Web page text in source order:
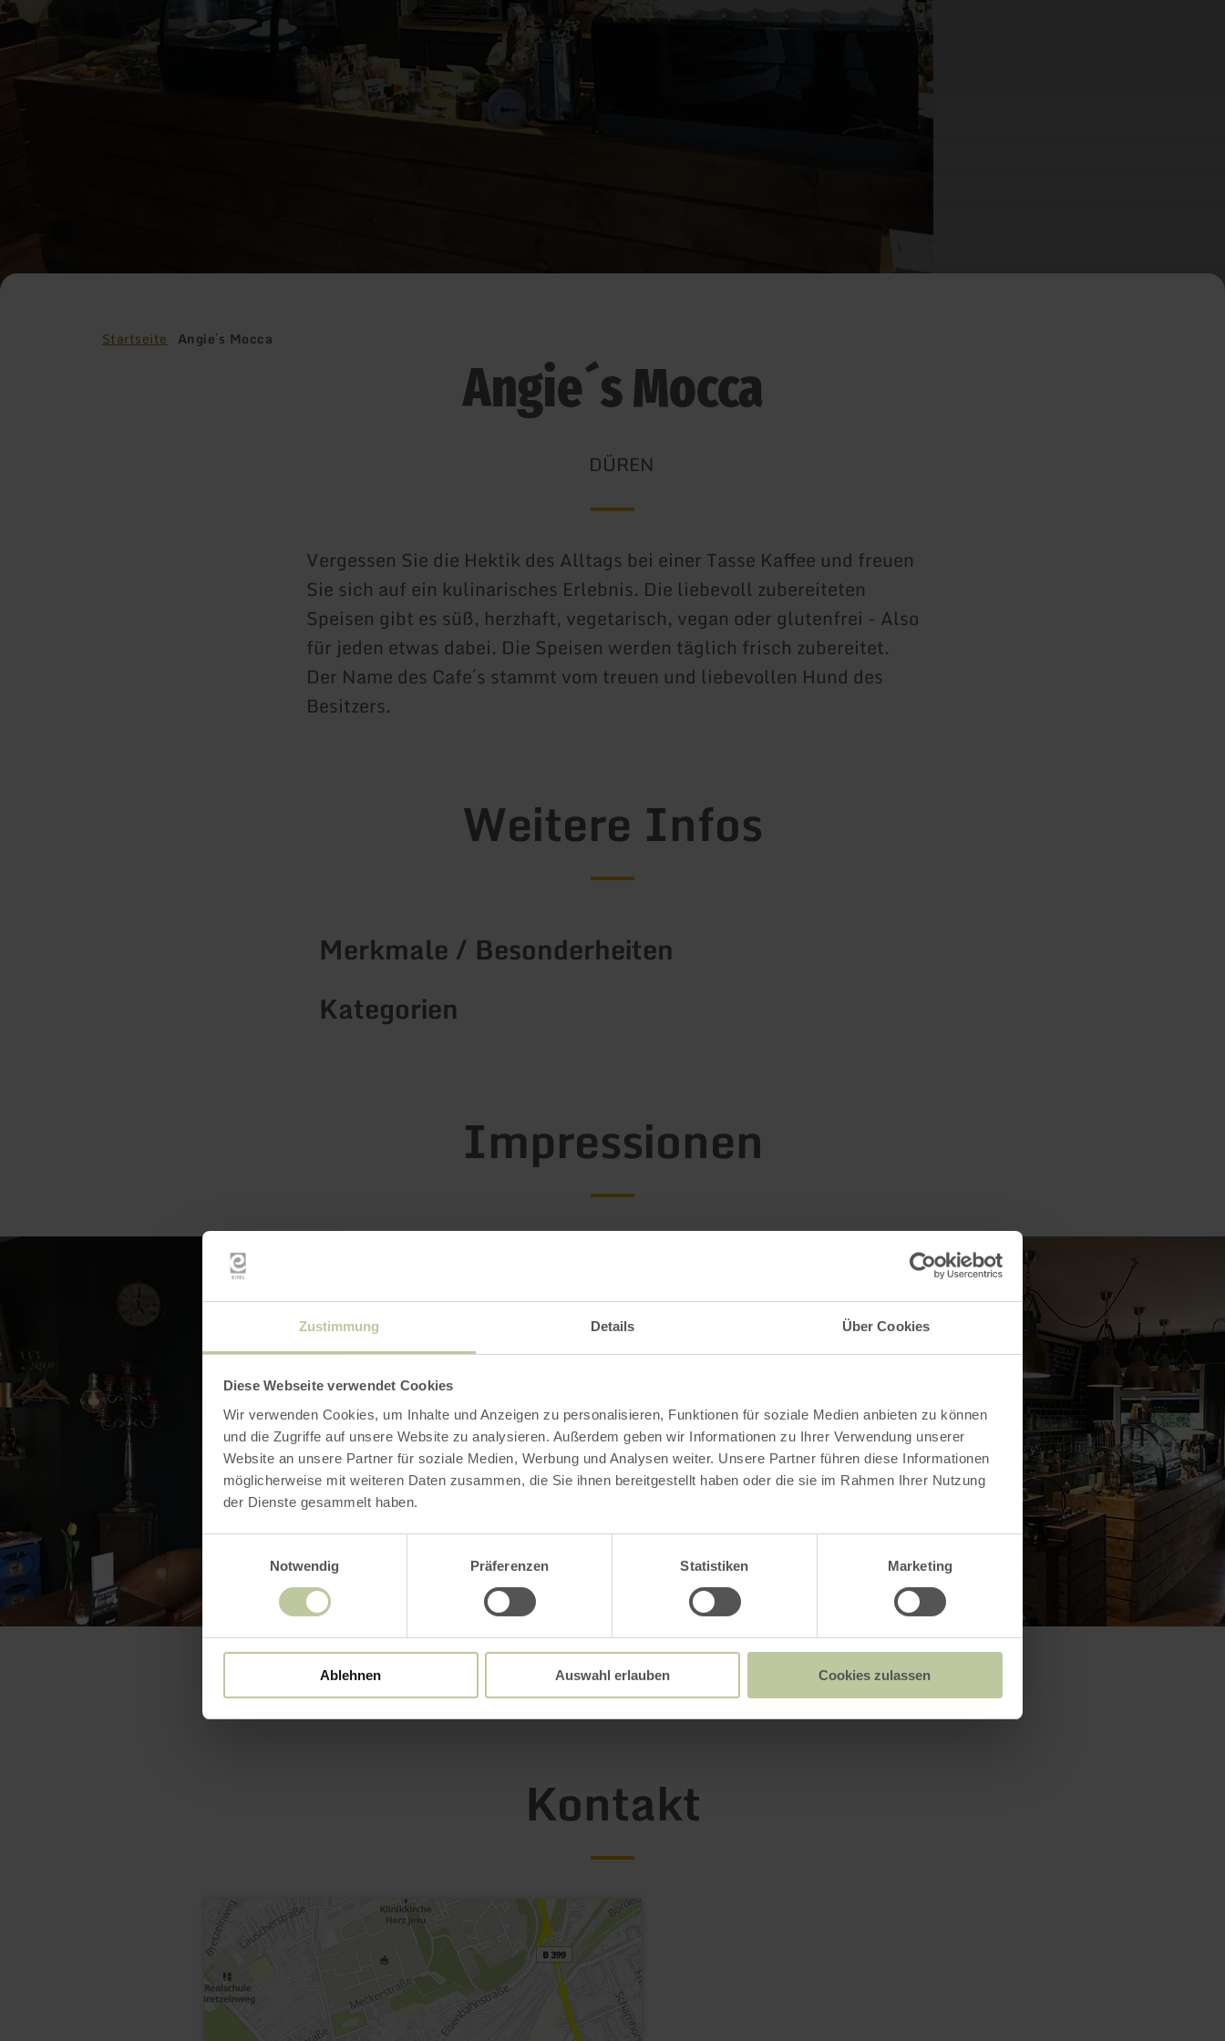
Zustimmung Details Über Cookies
Diese Webseite verwendet Cookies
Wir verwenden Cookies, um Inhalte und Anzeigen zu personalisieren, Funktionen für soziale Medien anbieten zu können
und die Zugriffe auf unsere Website zu analysieren. Außerdem geben wir Informationen zu Ihrer Verwendung unserer
Website an unsere Partner für soziale Medien, Werbung und Analysen weiter. Unsere Partner führen diese Informationen
möglicherweise mit weiteren Daten zusammen, die Sie ihnen bereitgestellt haben oder die sie im Rahmen Ihrer Nutzung
der Dienste gesammelt haben.
Notwendig
Präferenzen Statistiken Marketing
Ablehnen Auswahl erlauben Cookies zulassen
Startseite Angie´s Mocca
Angie´s Mocca
DÜREN
Vergessen Sie die Hektik des Alltags bei einer Tasse Kaffee und freuen
Sie sich auf ein kulinarisches Erlebnis. Die liebevoll zubereiteten
Speisen gibt es süß, herzhaft, vegetarisch, vegan oder glutenfrei - Also
für jeden etwas dabei. Die Speisen werden täglich frisch zubereitet.
Der Name des Cafe´s stammt vom treuen und liebevollen Hund des
Besitzers.
Weitere Infos
Merkmale / Besonderheiten
Kategorien
Impressionen
Galerie öffnen
Kontakt